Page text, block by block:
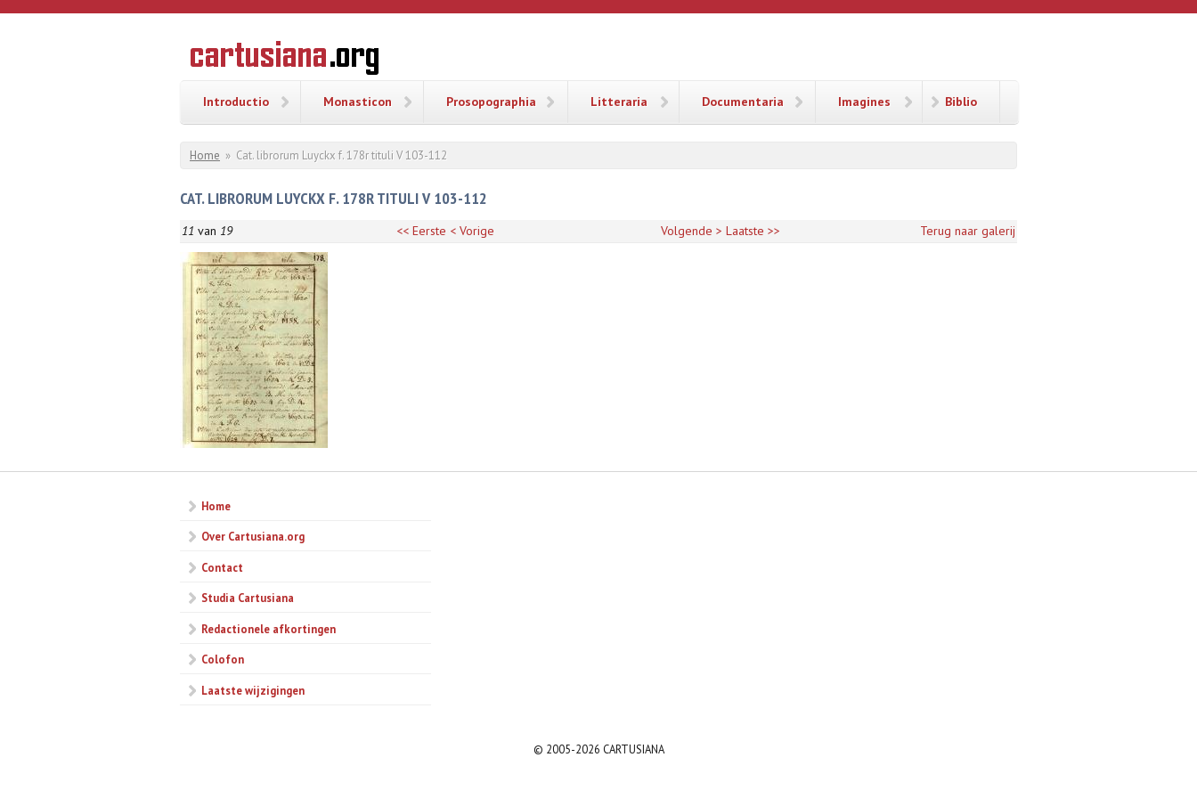
Overslaan en naar de inhoud gaan
CARTUSIANA
Geschiedenis
van de
Introductio Monasticon Prosopographia Litteraria Documentaria Imagines Biblio
U bent hier
Home » Cat. librorum Luyckx f. 178r tituli V 103-112
CAT. LIBRORUM LUYCKX F. 178R TITULI V 103-112
11 van 19 << Eerste < Vorige Volgende > Laatste >> Terug naar galerij
Home
Over Cartusiana.org
Contact
Studia Cartusiana
Redactionele afkortingen
Colofon
Laatste wijzigingen
© 2005-2026 CARTUSIANA